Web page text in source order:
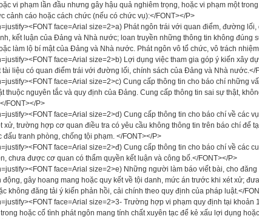
vi phạm lần đầu nhưng gây hậu quả nghiêm trọng, hoặc vi phạm một
cảnh cáo hoặc cách chức (nếu có chức vụ):</FONT></P>
face=Arial size=2>a) Phát ngôn trái với quan điểm, đường
kết luận của Đảng và Nhà nước; loan truyền những thông tin không đúng
làm lộ bí mật của Đảng và Nhà nước. Phát ngôn vô tổ chức, vô trách
face=Arial size=2>b) Lợi dụng việc tham gia góp ý kiến xây
tài liệu có quan điểm trái với đường lối, chính sách của Đảng và Nhà nước.</
face=Arial size=2>c) Cung cấp thông tin cho báo chí những
thuộc nguyên tắc và quy định của Đảng. Cung cấp thông tin sai sự thật,
FONT></P>
face=Arial size=2>d) Cung cấp thông tin cho báo chí về các
xử, trường hợp cơ quan điều tra có yêu cầu không thông tin trên báo chí để
đấu tranh phòng, chống tội phạm. </FONT></P>
face=Arial size=2>đ) Cung cấp thông tin cho báo chí về các
chưa được cơ quan có thẩm quyền kết luận và công bố.</FONT></P>
face=Arial size=2>e) Những người làm báo viết bài, cho
động, gây hoang mang hoặc quy kết về tội danh, mức án trước khi xét xử;
không đăng tải ý kiến phản hồi, cải chính theo quy định của pháp luật.</
face=Arial size=2>3- Trường hợp vi phạm quy định tại khoản
hoặc cố tình phát ngôn mang tính chất xuyên tạc để kẻ xấu lợi dụng